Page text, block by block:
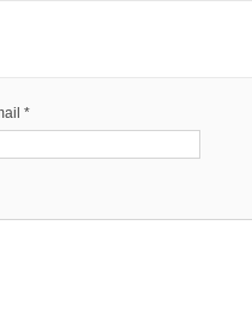
*
свои финансовые
показатели (по